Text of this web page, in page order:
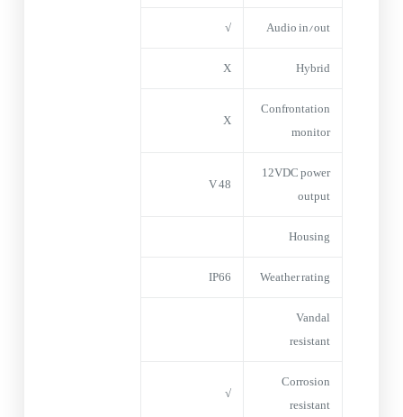
Audio in/out
√
Hybrid
X
Confrontation
monitor
X
12VDC power
output
48 V
Housing
Weather rating
IP66
Vandal
resistant
Corrosion
resistant
√